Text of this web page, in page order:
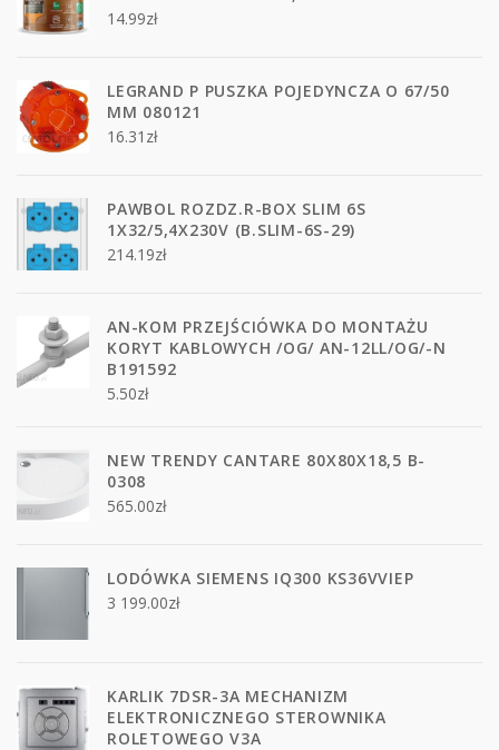
14.99zł
LEGRAND P PUSZKA POJEDYNCZA O 67/50
MM 080121
16.31 zł
PAWBOL ROZDZ.R-BOX SLIM 6S
1X32/5,4X230V (B.SLIM-6S-29)
214.19zł
AN-KOM PRZEJŚCIÓWKA DO MONTAŻU
KORYT KABLOWYCH /OG/ AN-12LL/OG/-N
B191592
5.50zł
NEW TRENDY CANTARE 80X80X18,5 B-
0308
565.00zł
LODÓWKA SIEMENS IQ300 KS36VVIEP
3 199.00zł
KARLIK 7DSR-3A MECHANIZM
ELEKTRONICZNEGO STEROWNIKA
ROLETOWEGO V3A